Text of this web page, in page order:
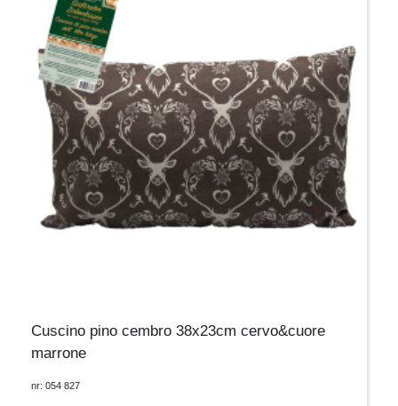
Cuscino pino cembro 38x23cm cervo&cuore
marrone
nr: 054 827